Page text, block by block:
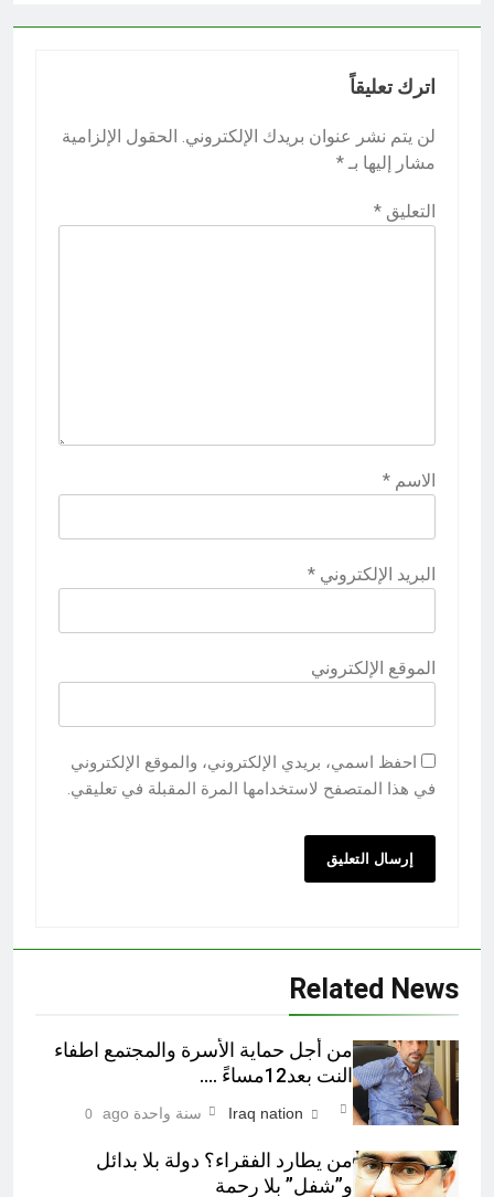
اترك تعليقاً
لن يتم نشر عنوان بريدك الإلكتروني. الحقول الإلزامية
مشار إليها بـ *
التعليق *
الاسم *
البريد الإلكتروني *
الموقع الإلكتروني
احفظ اسمي، بريدي الإلكتروني، والموقع الإلكتروني
في هذا المتصفح لاستخدامها المرة المقبلة في تعليقي.
Related News
من أجل حماية الأسرة والمجتمع اطفاء
النت بعد12مساءً ….
Iraq nation سنة واحدة ago 0
من يطارد الفقراء؟ دولة بلا بدائل
و”شفل” بلا رحمة